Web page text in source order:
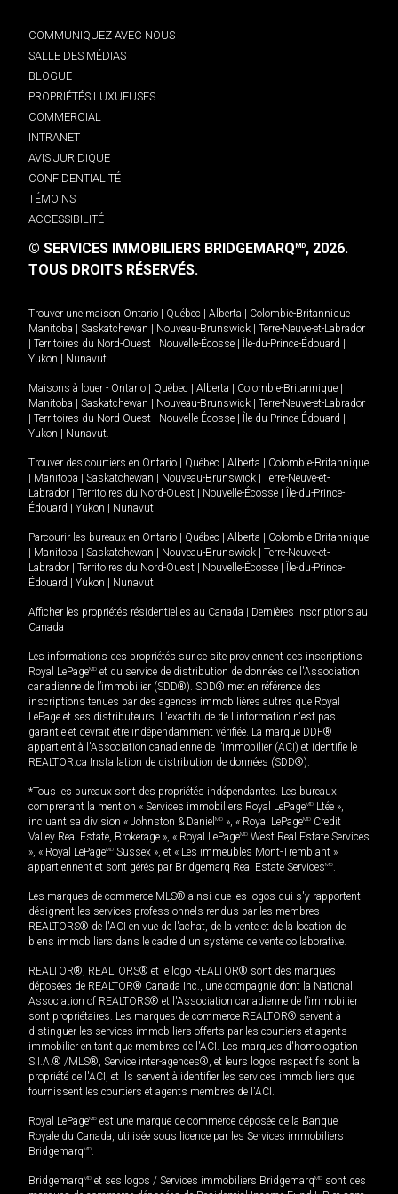
COMMUNIQUEZ AVEC NOUS
SALLE DES MÉDIAS
BLOGUE
PROPRIÉTÉS LUXUEUSES
COMMERCIAL
INTRANET
AVIS JURIDIQUE
CONFIDENTIALITÉ
TÉMOINS
ACCESSIBILITÉ
© SERVICES IMMOBILIERS BRIDGEMARQMD, 2026.
TOUS DROITS RÉSERVÉS.
Trouver une maison Ontario Québec Alberta Colombie-Britannique
Manitoba
Saskatchewan Nouveau-Brunswick
Terre-Neuve-et-Labrador
Territoires du Nord-Ouest Nouvelle-Écosse Île-du-Prince-Édouard
Yukon
Nunavut.
Maisons à louer - Ontario Québec Alberta Colombie-Britannique
Manitoba
Saskatchewan Nouveau-Brunswick
Terre-Neuve-et-Labrador
Territoires du Nord-Ouest Nouvelle-Écosse Île-du-Prince-Édouard
Yukon
Nunavut.
Trouver des courtiers en Ontario Québec Alberta
Colombie-Britannique
Manitoba Saskatchewan Nouveau-Brunswick
Terre-Neuve-et-
Labrador
Territoires du Nord-Ouest Nouvelle-Écosse
Île-du-Prince-
Édouard
Yukon Nunavut
Parcourir les bureaux en Ontario Québec Alberta
Colombie-Britannique
Manitoba Saskatchewan Nouveau-Brunswick
Terre-Neuve-et-
Labrador
Territoires du Nord-Ouest Nouvelle-Écosse
Île-du-Prince-
Édouard
Yukon Nunavut
Afficher les propriétés résidentielles au Canada
Dernières inscriptions au
Canada
Les informations des propriétés sur ce site proviennent des inscriptions
Royal LePageMD et du service de distribution de données de l'Association
canadienne de l’immobilier (SDD®). SDD® met en référence des
inscriptions tenues par des agences immobilières autres que Royal
LePage et ses distributeurs. L'exactitude de l'information n'est pas
garantie et devrait être indépendamment vérifiée. La marque DDF®
appartient à l'Association canadienne de l’immobilier (ACI) et identifie le
REALTOR.ca Installation de distribution de données (SDD®).
*Tous les bureaux sont des propriétés indépendantes. Les bureaux
comprenant la mention « Services immobiliers Royal LePageMD Ltée »,
incluant sa division « Johnston & Daniel MD », « Royal LePageMD Credit
Valley Real Estate, Brokerage », « Royal LePageMD West Real Estate Services
», « Royal LePageMD Sussex », et « Les immeubles Mont-Tremblant »
appartiennent et sont gérés par Bridgemarq Real Estate ServicesMD.
Les marques de commerce MLS® ainsi que les logos qui s'y rapportent
désignent les services professionnels rendus par les membres
REALTORS® de l'ACI en vue de l'achat, de la vente et de la location de
biens immobiliers dans le cadre d'un système de vente collaborative.
REALTOR®, REALTORS® et le logo REALTOR® sont des marques
déposées de REALTOR® Canada Inc., une compagnie dont la National
Association of REALTORS® et l'Association canadienne de l’immobilier
sont propriétaires. Les marques de commerce REALTOR® servent à
distinguer les services immobiliers offerts par les courtiers et agents
immobilier en tant que membres de l'ACI. Les marques d'homologation
S.I.A.® /MLS®, Service inter-agences®, et leurs logos respectifs sont la
propriété de l'ACI, et ils servent à identifier les services immobiliers que
fournissent les courtiers et agents membres de l'ACI.
Royal LePageMD est une marque de commerce déposée de la Banque
Royale du Canada, utilisée sous licence par les Services immobiliers
BridgemarqMD.
BridgemarqMD et ses logos / Services immobiliers BridgemarqMD sont des